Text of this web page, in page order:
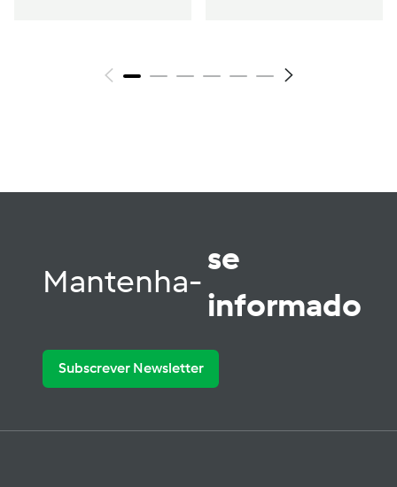
Mantenha-
se
informado
Subscrever Newsletter